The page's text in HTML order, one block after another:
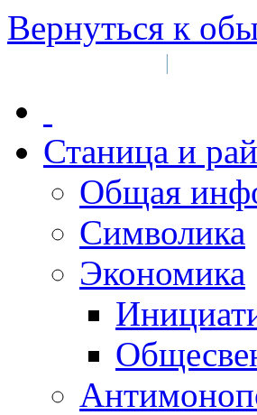
Вернуться к
|
Станица и
Общая
Символика
Экономика